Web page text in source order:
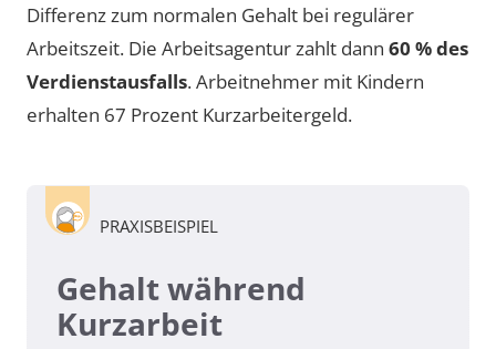
Differenz zum normalen Gehalt bei regulärer
Arbeitszeit. Die Arbeitsagentur zahlt dann 60 % des
Verdienstausfalls. Arbeitnehmer mit Kindern
erhalten 67 Prozent Kurzarbeitergeld.
PRAXISBEISPIEL
Gehalt während
Kurzarbeit